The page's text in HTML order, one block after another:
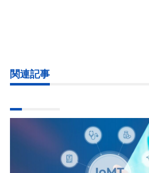
関連記事